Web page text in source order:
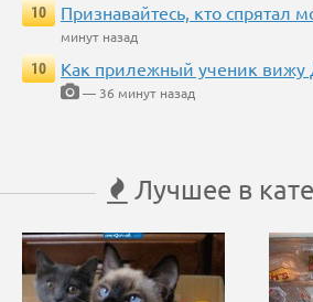
10
Признавайтесь, кто спрятал
минут назад
10
Как прилежный ученик вижу
— 36 минут назад
Лучшее в